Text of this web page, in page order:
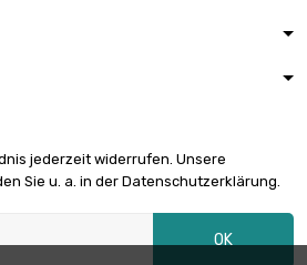
5

jederzeit widerrufen. Unsere
Sie u. a. in der Datenschutzerklärung.
OK